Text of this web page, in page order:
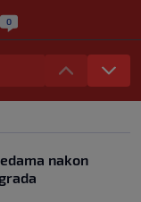
0
biti cimeri: "Sada
ne za mene..."
nakon